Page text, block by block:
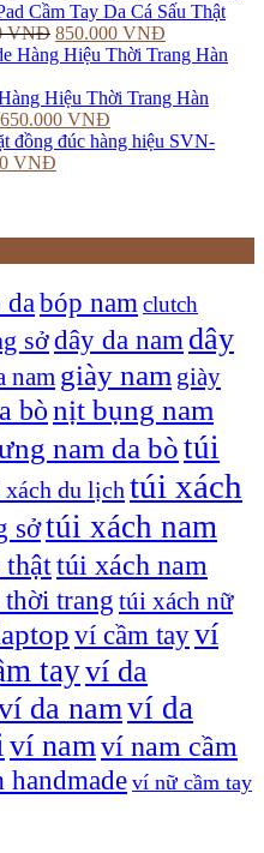
Cầm Tay Da Cá Sấu Thật
VNĐ 850.000 VNĐ
Hiệu Thời Trang Hàn
650.000 VNĐ
đồng đúc hàng hiệu SVN-
VNĐ
dabóp nam clutch
sởdây da nam dây
nam giày nam giày
bònịt bụng nam
nam da bòtúi
du lịch túi xách
sởtúi xách nam
thậttúi xách nam
trang túi xách nữ
ví cầm tayví
tayví da
da namví da
ví namví nam cầm
handmade ví nữ cầm tay